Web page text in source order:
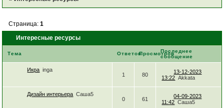
Интересные ресурсы
Страница: 1
Тема ОтветовПросмотровПоследнее
сообщение
Икра inga
1
80
13-12-2023
13:22 Akkata
Дизайн интерьера Саша5
0
61
04-09-2023
11:42 Саша5